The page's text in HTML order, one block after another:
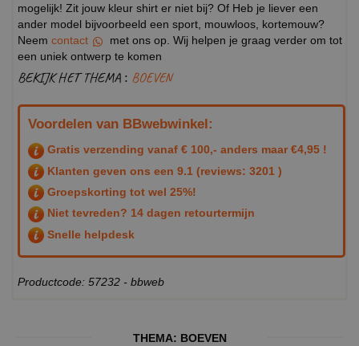
mogelijk! Zit jouw kleur shirt er niet bij? Of Heb je liever een
ander model bijvoorbeeld een sport, mouwloos, kortemouw?
Neem contact
met ons op. Wij helpen je graag verder om tot
een uniek ontwerp te komen
BEKIJK HET THEMA : BOEVEN
Voordelen van BBwebwinkel:
Gratis verzending vanaf € 100,- anders maar €4,95 !
Klanten geven ons een 9.1 (reviews: 3201 )
Groepskorting tot wel 25%!
Niet tevreden? 14 dagen retourtermijn
Snelle helpdesk
Productcode: 57232 - bbweb
THEMA: BOEVEN